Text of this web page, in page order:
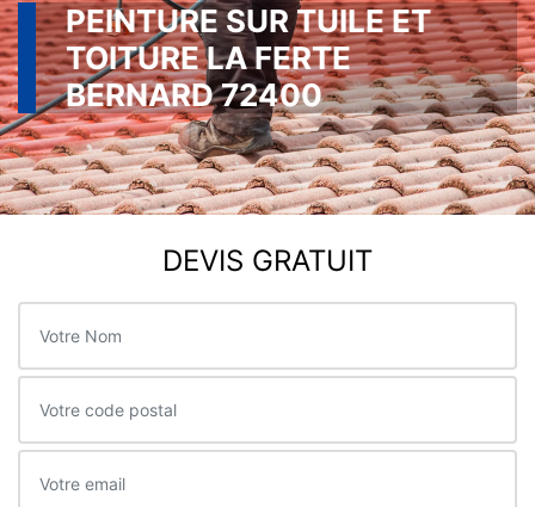
PEINTURE SUR TUILE ET
TOITURE LA FERTE
BERNARD 72400
DEVIS GRATUIT